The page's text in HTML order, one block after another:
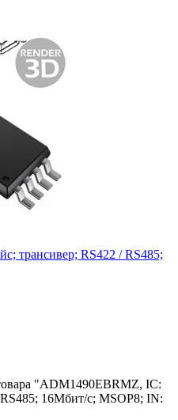
трансивер; RS422 / RS485;
"ADM1490EBRMZ, IC:
16Мбит/с; MSOP8; IN: